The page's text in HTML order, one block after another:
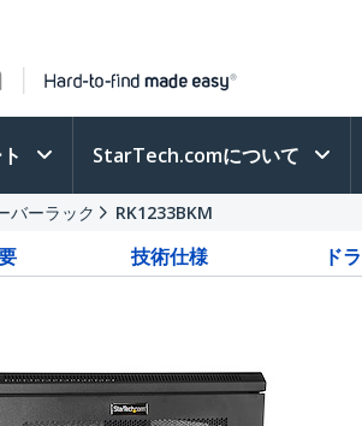
StarTech.comについて
バーラック RK1233BKM
技術仕様 ド